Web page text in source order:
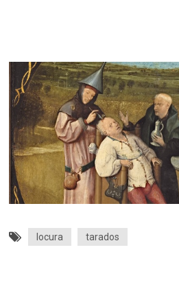
locura tarados